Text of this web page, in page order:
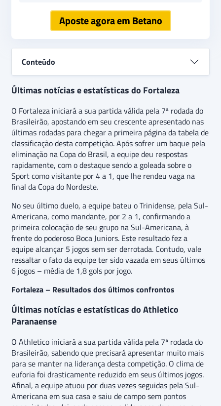
Aposte agora em Betano
Conteúdo
Últimas notícias e estatísticas do Fortaleza
O Fortaleza iniciará a sua partida válida pela 7ª rodada do
Brasileirão, apostando em seu crescente apresentado nas
últimas rodadas para chegar a primeira página da tabela de
classificação desta competição. Após sofrer um baque pela
eliminação na Copa do Brasil, a equipe deu respostas
rapidamente, com o destaque sendo a goleada sobre o
Sport como visitante por 4 a 1, que lhe rendeu vaga na
final da Copa do Nordeste.
No seu último duelo, a equipe bateu o Trinidense, pela Sul-
Americana, como mandante, por 2 a 1, confirmando a
primeira colocação de seu grupo na Sul-Americana, à
frente do poderoso Boca Juniors. Este resultado fez a
equipe alcançar 5 jogos sem ser derrotada. Contudo, vale
ressaltar o fato da equipe ter sido vazada em seus últimos
6 jogos – média de 1,8 gols por jogo.
Fortaleza – Resultados dos últimos confrontos
Últimas notícias e estatísticas do Athletico
Paranaense
O Athletico iniciará a sua partida válida pela 7ª rodada do
Brasileirão, sabendo que precisará apresentar muito mais
para se manter na liderança desta competição. O clima de
euforia foi drasticamente reduzido em seus últimos jogos.
Afinal, a equipe atuou por duas vezes seguidas pela Sul-
Americana em sua casa e saiu de campo sem pontos